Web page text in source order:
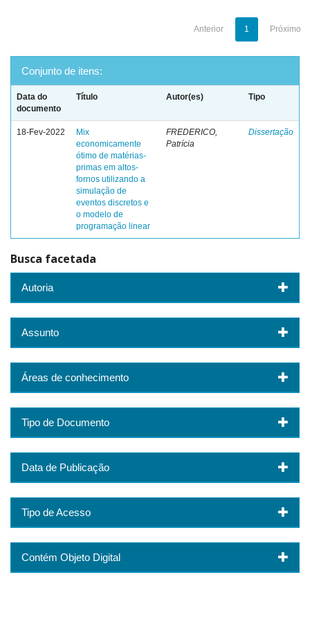
Anterior 1 Próximo
Conjunto de itens:
Data do
documento
Título Autor(es) Tipo
18-Fev-2022
Mix
economicamente
ótimo de matérias-
primas em altos-
fornos utilizando a
simulação de
eventos discretos e
o modelo de
programação linear
FREDERICO,
Patrícia
Dissertação
Busca facetada
Autoria
Assunto
Áreas de conhecimento
Tipo de Documento
Data de Publicação
Tipo de Acesso
Contém Objeto Digital